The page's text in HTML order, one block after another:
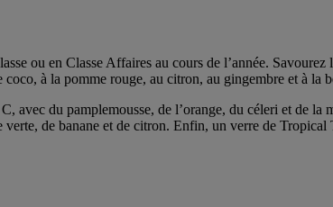
ou en Classe Affaires au cours de l’année.
à la pomme rouge, au citron, au gingembre et à la
du pamplemousse, de l’orange, du céleri et de
de banane et de citron. Enfin, un verre de